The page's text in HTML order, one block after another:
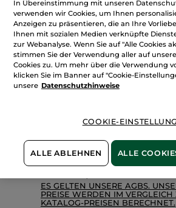
anzeigen.
Festes
Duschgel
Monoi
Menge
IN DEN
Sichere Zahlung
100 % zufrieden oder Geld
Preisangaben inkl. MwSt. und
ES GELTEN UNSERE AGBS.
PREISE WERDEN IM VERGLEICH
KATALOG-PREISEN BERECHNET.
In Übereinstimmung mit unseren
verwenden wir Cookies, um Ihnen
Anzeigen zu präsentieren, die an Ihre
Ihnen mit sozialen Medien verknüpfte
zur Webanalyse. Wenn Sie auf "Alle Cookies
stimmen Sie der Verwendung aller auf
Cookies zu. Um mehr über die Verwendung
klicken Sie im Banner auf "Cookie-
unsere Datenschutzhinweise
COOKIE-
ALLE ABLEHNEN ALLE